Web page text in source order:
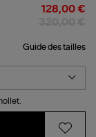
128,00 €
Guide des tailles